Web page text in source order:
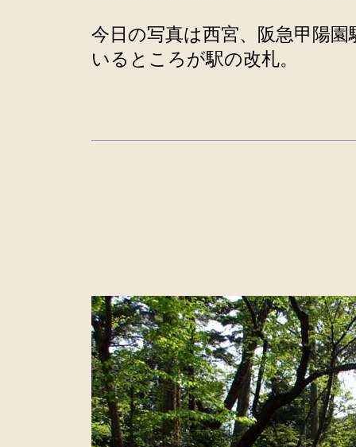
今日の写真は西宮、阪急甲陽
いるところが駅の改札。